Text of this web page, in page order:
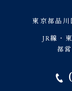
東京都品
JR線・
都